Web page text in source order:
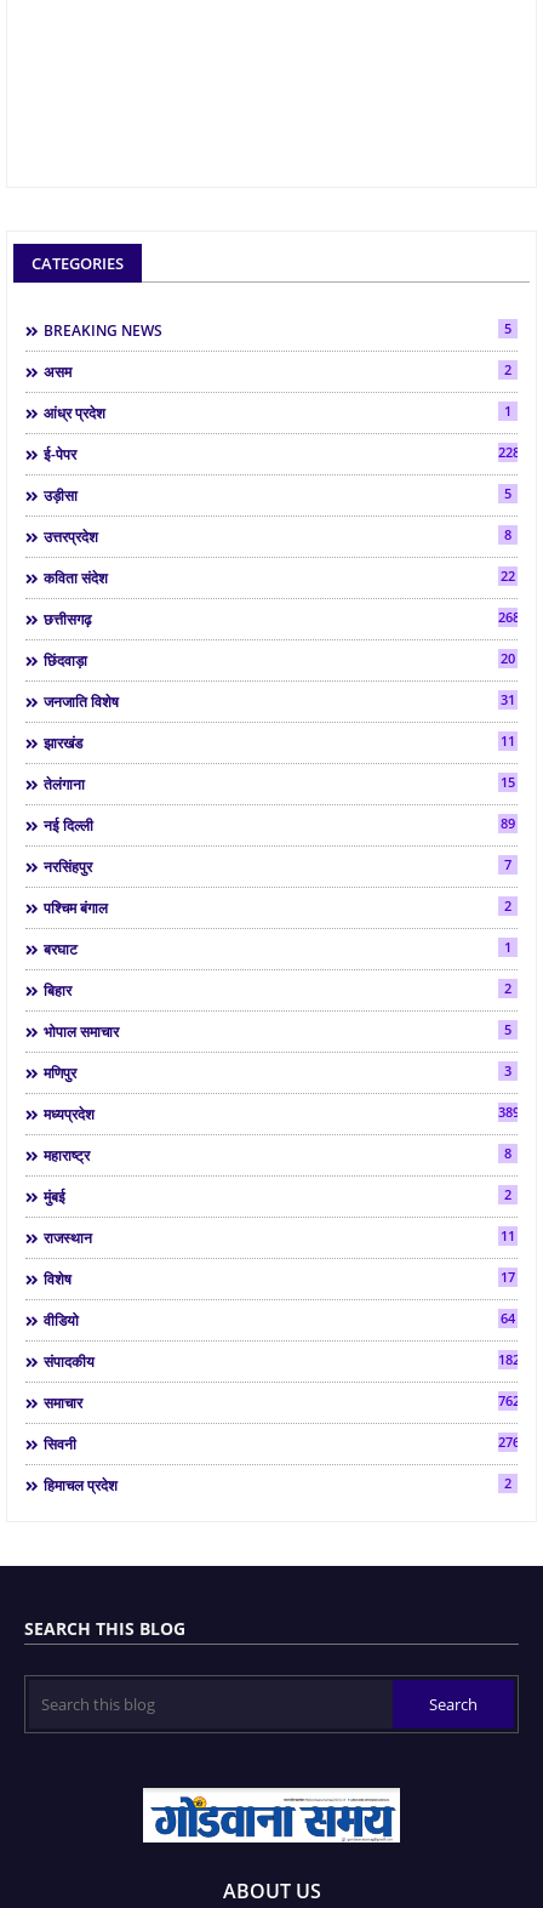
CATEGORIES
BREAKING NEWS 5
असम 2
आंध्र प्रदेश 1
ई-पेपर 2286
उड़ीसा 5
उत्तरप्रदेश 8
कविता संदेश 22
छत्तीसगढ़ 268
छिंदवाड़ा 20
जनजाति विशेष 31
झारखंड 11
तेलंगाना 15
नई दिल्ली 89
नरसिंहपुर 7
पश्चिम बंगाल 2
बरघाट 1
बिहार 2
भोपाल समाचार 5
मणिपुर 3
मध्यप्रदेश 3892
महाराष्ट्र 8
मुंबई 2
राजस्थान 11
विशेष 17
वीडियो 64
संपादकीय 182
समाचार 7624
सिवनी 2763
हिमाचल प्रदेश 2
SEARCH THIS BLOG
ABOUT US